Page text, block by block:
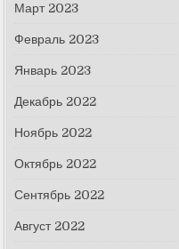
Март 2023
Февраль 2023
Январь 2023
Декабрь 2022
Ноябрь 2022
Октябрь 2022
Сентябрь 2022
Август 2022